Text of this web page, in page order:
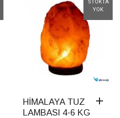
STOKTA
YOK
HİMALAYA TUZ
LAMBASI 4-6 KG